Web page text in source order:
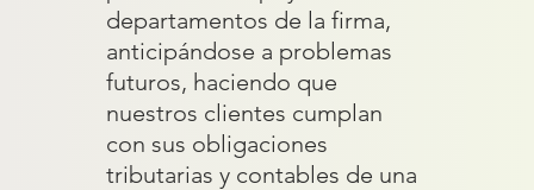
departamentos de la firma,
anticipándose a problemas
futuros, haciendo que
nuestros clientes cumplan
con sus obligaciones
tributarias y contables de una